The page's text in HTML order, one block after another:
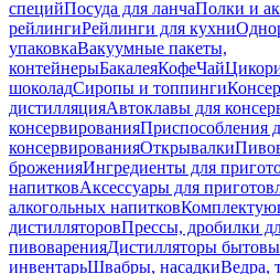
специйПосуда для ланчаПолки и
рейлингиРейлинги для кухни
упаковкаВакуумные пакеты,
контейнерыБакалеяКофеЧай
шоколадСиропы и топпинги
дистилляцияАвтоклавы для
консервированияПриспособления
консервированияОткрывалки
броженияИнгредиенты для
напитковАксессуары для
алкогольных напитков
дистилляторовПрессы, дробилки
пивоваренияДистилляторы
инвентарьШвабры, насадкиВедра,